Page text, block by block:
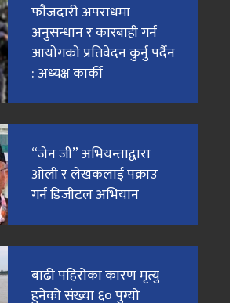
फाैजदारी अपराधमा
अनुसन्धान र कारबाही गर्न
आयाेगकाे प्रतिवेदन कुर्नु पर्दैन
: अध्यक्ष कार्की
“जेन जी” अभियन्ताद्वारा
ओली र लेखकलाई पक्राउ
गर्न डिजीटल अभियान
बाढी पहिरोका कारण मृत्यु
हुनेको संख्या ६० पुग्यो